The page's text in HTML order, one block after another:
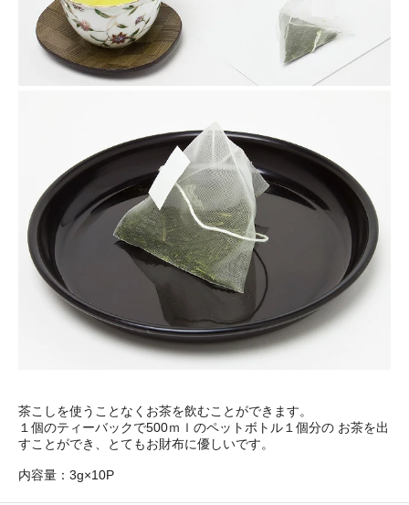
茶こしを使うことなくお茶を飲むことができます。
１個のティーバックで500ｍｌのペットボトル１個分の お茶を出
すことができ、とてもお財布に優しいです。
内容量：3g×10P